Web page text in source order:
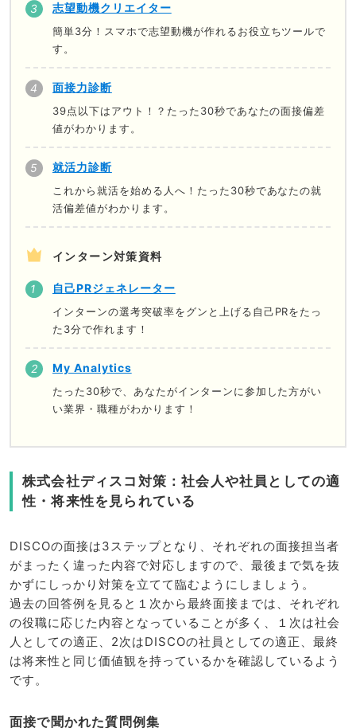
志望動機クリエイター
簡単3分！スマホで志望動機が作れるお役立ちツールで
す。
面接力診断
39点以下はアウト！？たった30秒であなたの面接偏差
値がわかります。
就活力診断
これから就活を始める人へ！たった30秒であなたの就
活偏差値がわかります。
インターン対策資料
自己PRジェネレーター
インターンの選考突破率をグンと上げる自己PRをたっ
た3分で作れます！
My Analytics
たった30秒で、あなたがインターンに参加した方がい
い業界・職種がわかります！
株式会社ディスコ対策：社会人や社員としての適
性・将来性を見られている
DISCOの面接は3ステップとなり、それぞれの面接担当者
がまったく違った内容で対応しますので、最後まで気を抜
かずにしっかり対策を立てて臨むようにしましょう。
過去の回答例を見ると１次から最終面接までは、それぞれ
の役職に応じた内容となっていることが多く、１次は社会
人としての適正、2次はDISCOの社員としての適正、最終
は将来性と同じ価値観を持っているかを確認しているよう
です。
面接で聞かれた質問例集